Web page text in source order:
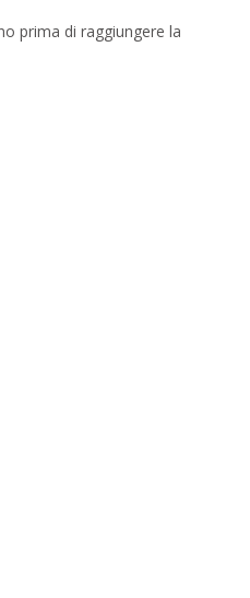
prima di raggiungere la